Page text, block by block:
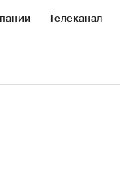
Телеканал